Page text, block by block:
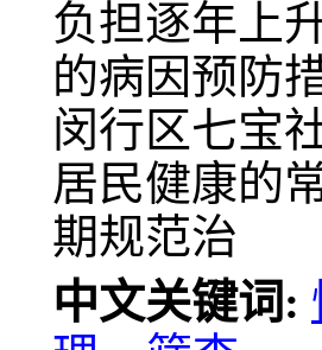
负担逐年上
的病因预防
闵行区七宝
居民健康的
期规范治
中文关键词: